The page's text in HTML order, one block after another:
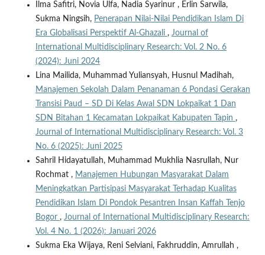
Ilma Safitri, Novia Ulfa, Nadia Syarinur , Erlin Sarwila,
Sukma Ningsih, Penerapan Nilai-Nilai Pendidikan Islam Di
Era Globalisasi Perspektif Al-Ghazali , Journal of
International Multidisciplinary Research: Vol. 2 No. 6
(2024): Juni 2024
Lina Mailida, Muhammad Yuliansyah, Husnul Madihah,
Manajemen Sekolah Dalam Penanaman 6 Pondasi Gerakan
Transisi Paud – SD Di Kelas Awal SDN Lokpaikat 1 Dan
SDN Bitahan 1 Kecamatan Lokpaikat Kabupaten Tapin ,
Journal of International Multidisciplinary Research: Vol. 3
No. 6 (2025): Juni 2025
Sahril Hidayatullah, Muhammad Mukhlia Nasrullah, Nur
Rochmat , Manajemen Hubungan Masyarakat Dalam
Meningkatkan Partisipasi Masyarakat Terhadap Kualitas
Pendidikan Islam Di Pondok Pesantren Insan Kaffah Tenjo
Bogor , Journal of International Multidisciplinary Research:
Vol. 4 No. 1 (2026): Januari 2026
Sukma Eka Wijaya, Reni Selviani, Fakhruddin, Amrullah ,